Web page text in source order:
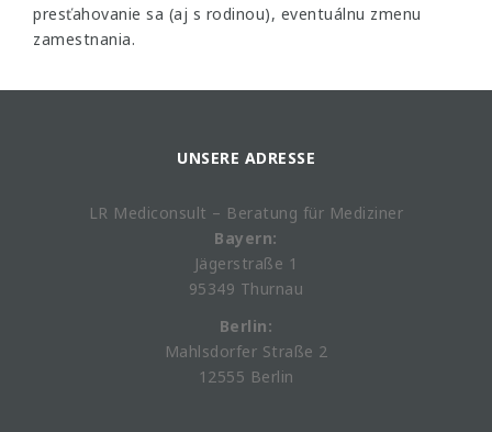
presťahovanie sa (aj s rodinou), eventuálnu zmenu
zamestnania.
UNSERE ADRESSE
LR Mediconsult – Beratung für Mediziner
Bayern:
Jägerstraße 1
95349 Thurnau
Berlin:
Mahlsdorfer Straße 2
12555 Berlin